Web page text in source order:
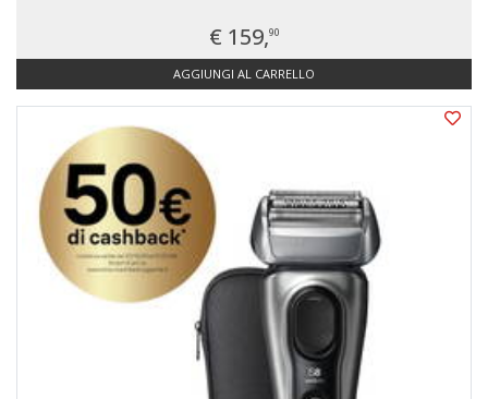
€ 159,90
AGGIUNGI AL CARRELLO